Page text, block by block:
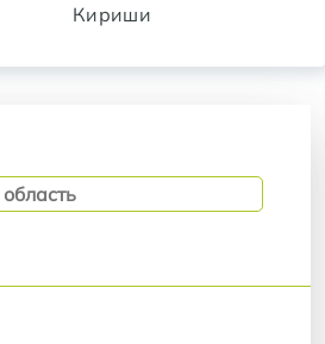
Кириши